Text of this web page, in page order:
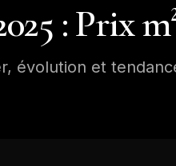
: Prix
évolution et